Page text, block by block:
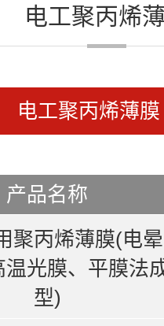
电工聚丙烯
电工聚丙烯薄膜
产品名称
聚丙烯薄膜(电晕
温光膜、平膜法
型)